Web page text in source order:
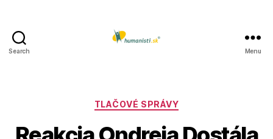
Search Menu
Kategórie
TLAČOVÉ SPRÁVY